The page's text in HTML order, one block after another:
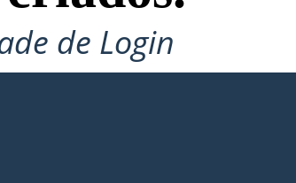
de Login